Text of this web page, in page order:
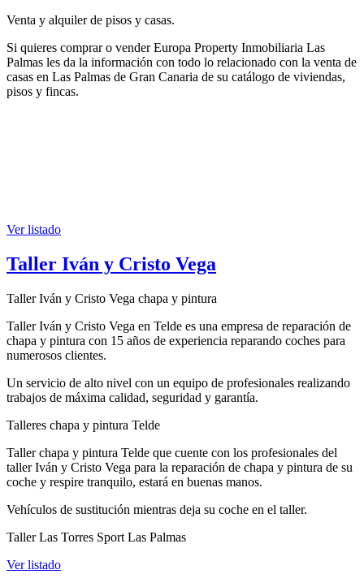
Venta y alquiler de pisos y casas.
Si quieres comprar o vender Europa Property Inmobiliaria Las
Palmas les da la información con todo lo relacionado con la venta de
casas en Las Palmas de Gran Canaria de su catálogo de viviendas,
pisos y fincas.
Ver listado
Taller Iván y Cristo Vega
Taller Iván y Cristo Vega chapa y pintura
Taller Iván y Cristo Vega en Telde es una empresa de reparación de
chapa y pintura con 15 años de experiencia reparando coches para
numerosos clientes.
Un servicio de alto nivel con un equipo de profesionales realizando
trabajos de máxima calidad, seguridad y garantía.
Talleres chapa y pintura Telde
Taller chapa y pintura Telde que cuente con los profesionales del
taller Iván y Cristo Vega para la reparación de chapa y pintura de su
coche y respire tranquilo, estará en buenas manos.
Vehículos de sustitución mientras deja su coche en el taller.
Taller Las Torres Sport Las Palmas
Ver listado